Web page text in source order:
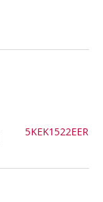
5KEK1522EER